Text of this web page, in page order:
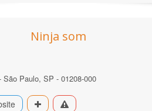
Ninja som
Paulo, SP - 01208-000